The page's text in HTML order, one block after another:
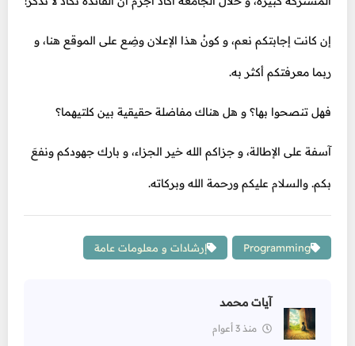
إن كانت إجابتكم نعم، و كونُ هذا الإعلان وضِع على الموقع هنا، و
ربما معرفتكم أكثر به.
فهل تنصحوا بها؟ و هل هناك مفاضلة حقيقية بين كلتيهما؟
آسفة على الإطالة، و جزاكم الله خير الجزاء، و بارك جهودكم ونفعَ
بكم. والسلام عليكم ورحمة الله وبركاته.
Programming إرشادات و معلومات عامة
آيات محمد
منذ 3 أعوام